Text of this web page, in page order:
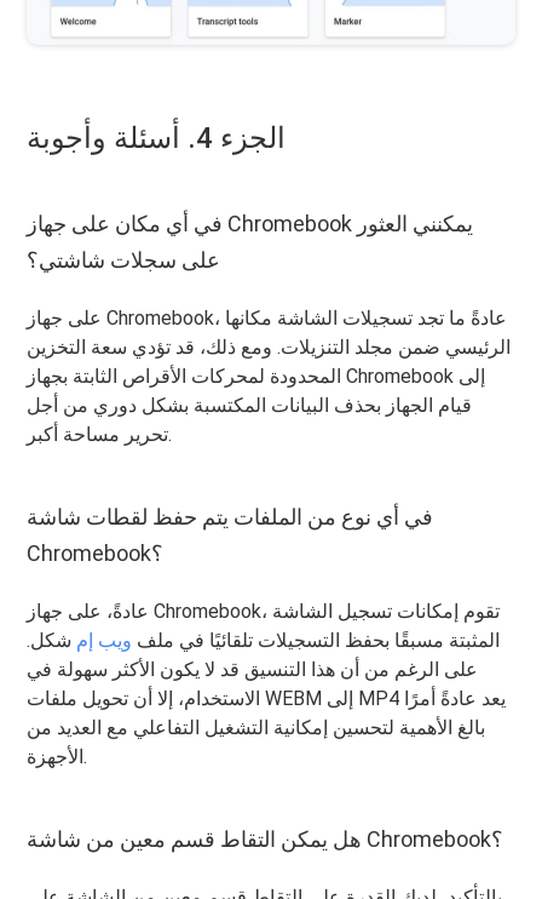
الجزء 4. أسئلة وأجوبة
في أي مكان على جهاز Chromebook يمكنني العثور
على سجلات شاشتي؟
على جهاز Chromebook، عادةً ما تجد تسجيلات الشاشة مكانها
الرئيسي ضمن مجلد التنزيلات. ومع ذلك، قد تؤدي سعة التخزين
المحدودة لمحركات الأقراص الثابتة بجهاز Chromebook إلى
قيام الجهاز بحذف البيانات المكتسبة بشكل دوري من أجل
تحرير مساحة أكبر.
في أي نوع من الملفات يتم حفظ لقطات شاشة
Chromebook؟
عادةً، على جهاز Chromebook، تقوم إمكانات تسجيل الشاشة
المثبتة مسبقًا بحفظ التسجيلات تلقائيًا في ملف ويب إم شكل.
على الرغم من أن هذا التنسيق قد لا يكون الأكثر سهولة في
الاستخدام، إلا أن تحويل ملفات WEBM إلى MP4 يعد عادةً أمرًا
بالغ الأهمية لتحسين إمكانية التشغيل التفاعلي مع العديد من
الأجهزة.
هل يمكن التقاط قسم معين من شاشة Chromebook؟